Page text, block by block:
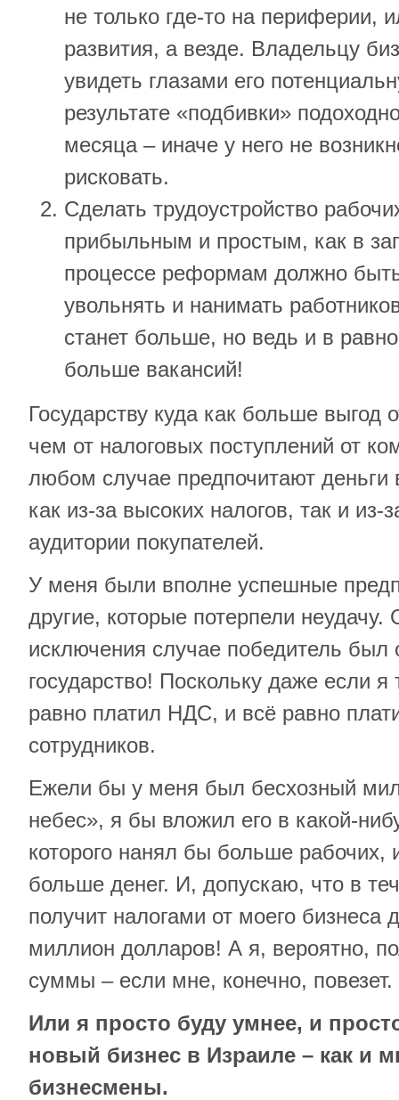
не только где-то на периферии,
развития, а везде. Владельцу
увидеть глазами его
результате «подбивки»
месяца – иначе у него не
рисковать.
Сделать трудоустройство
прибыльным и простым, как в
процессе реформам должно
увольнять и нанимать
станет больше, но ведь и в
больше вакансий!
Государству куда как больше выгод
чем от налоговых поступлений от
любом случае предпочитают деньги
как из-за высоких налогов, так и из-
аудитории покупателей.
У меня были вполне успешные
другие, которые потерпели
исключения случае победитель был
государство! Поскольку даже если я
равно платил НДС, и всё равно
сотрудников.
Ежели бы у меня был бесхозный
небес», я бы вложил его в какой-
которого нанял бы больше рабочих,
больше денег. И, допускаю, что в
получит налогами от моего бизнеса
миллион долларов! А я, вероятно,
суммы – если мне, конечно, повезет.
Или я просто буду умнее, и
новый бизнес в Израиле – как и
бизнесмены.